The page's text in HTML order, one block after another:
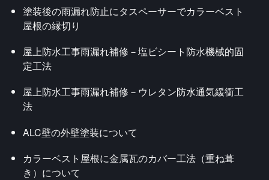
塗装後の雨漏れ防止にタスペーサーでカラーベスト
屋根の縁切り
屋上防水工事雨漏れ補修－塩ビシート防水機械的固
定工法
屋上防水工事雨漏れ補修－ウレタン防水通気緩衝工
法
ALC壁の外壁塗装について
カラーベスト屋根に金属瓦のカバー工法（重ね葺
き）について